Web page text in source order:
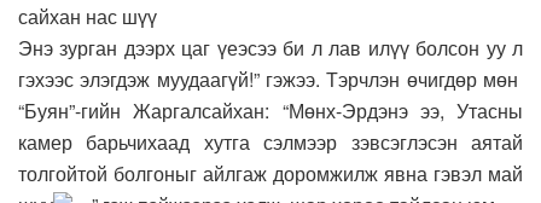
сайхан нас шүү
Энэ зурган дээрх цаг үеэсээ би л лав илүү болсон уу л
гэхээс элэгдэж муудаагүй!” гэжээ. Тэрчлэн өчигдөр мөн
“Буян”-гийн Жаргалсайхан: “Мөнх-Эрдэнэ ээ, Утасны
камер барьчихаад хутга сэлмээр зэвсэглэсэн аятай
толгойтой болгоныг айлгаж доромжилж явна гэвэл май